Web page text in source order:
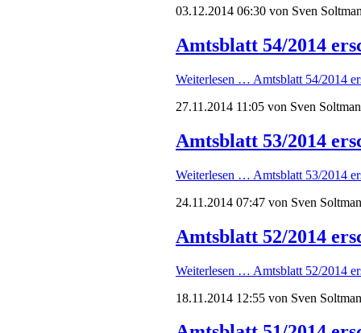
03.12.2014 06:30 von Sven
Amtsblatt 54/2014
Weiterlesen … Amtsblatt 54/2014
27.11.2014 11:05 von Sven
Amtsblatt 53/2014
Weiterlesen … Amtsblatt 53/2014
24.11.2014 07:47 von Sven
Amtsblatt 52/2014
Weiterlesen … Amtsblatt 52/2014
18.11.2014 12:55 von Sven